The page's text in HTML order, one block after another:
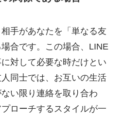
手があなたを「単なる友
合です。この場合、LINE
対して必要な時だけとい
同士では、お互いの生活
い限り連絡を取り合わ
ローチするスタイルが一